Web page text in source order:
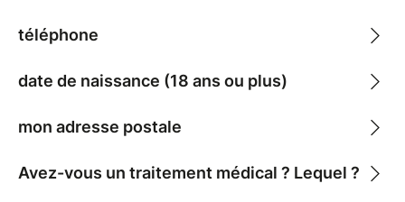
téléphone
date de naissance (18 ans ou plus)
mon adresse postale
Avez-vous un traitement médical ? Lequel ?